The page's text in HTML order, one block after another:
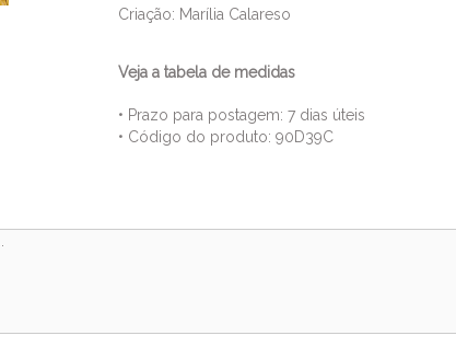
Criação: Marília Calareso
Veja a tabela de medidas
• Prazo para postagem: 7 dias úteis
• Código do produto: 90D39C